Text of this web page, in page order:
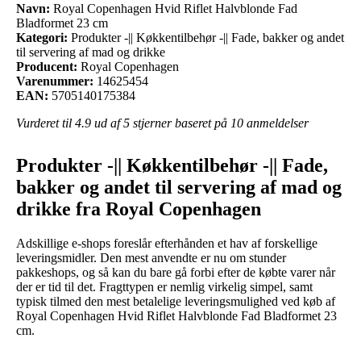
Navn: Royal Copenhagen Hvid Riflet Halvblonde Fad
Bladformet 23 cm
Kategori: Produkter -|| Køkkentilbehør -|| Fade, bakker og andet
til servering af mad og drikke
Producent: Royal Copenhagen
Varenummer: 14625454
EAN: 5705140175384
Vurderet til 4.9 ud af 5 stjerner baseret på 10 anmeldelser
Produkter -|| Køkkentilbehør -|| Fade,
bakker og andet til servering af mad og
drikke fra Royal Copenhagen
Adskillige e-shops foreslår efterhånden et hav af forskellige
leveringsmidler. Den mest anvendte er nu om stunder
pakkeshops, og så kan du bare gå forbi efter de købte varer når
der er tid til det. Fragttypen er nemlig virkelig simpel, samt
typisk tilmed den mest betalelige leveringsmulighed ved køb af
Royal Copenhagen Hvid Riflet Halvblonde Fad Bladformet 23
cm.